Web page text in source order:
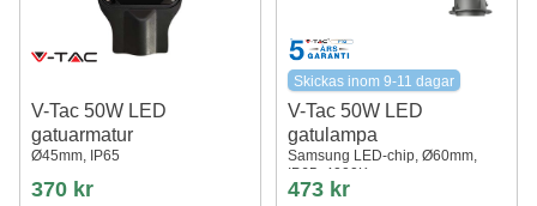
V-Tac 50W LED
gatuarmatur
Ø45mm, IP65
370 kr
Skickas inom 9-11 dagar
V-Tac 50W LED
gatulampa
Samsung LED-chip, Ø60mm,
IP65, 4000K
473 kr